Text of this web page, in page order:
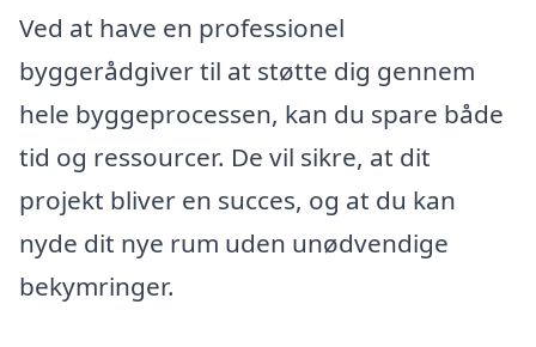
Ved at have en professionel
byggerådgiver til at støtte dig gennem
hele byggeprocessen, kan du spare både
tid og ressourcer. De vil sikre, at dit
projekt bliver en succes, og at du kan
nyde dit nye rum uden unødvendige
bekymringer.